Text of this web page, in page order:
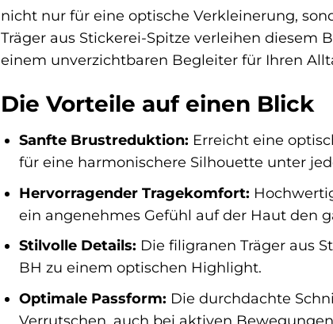
nicht nur für eine optische Verkleinerung,
Träger aus Stickerei-Spitze verleihen diesem
einem unverzichtbaren Begleiter für Ihren
Die Vorteile auf einen Blick
Sanfte Brustreduktion: Erreicht eine
für eine harmonischere Silhouette unter
Hervorragender Tragekomfort:
ein angenehmes Gefühl auf der Haut den
Stilvolle Details: Die filigranen Träger aus
BH zu einem optischen Highlight.
Optimale Passform: Die durchdachte
Verrutschen, auch bei aktiven